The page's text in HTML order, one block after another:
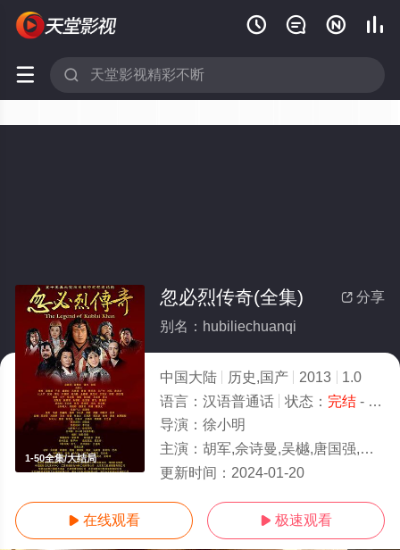
   
 
1-50全集/大结局
 分享
忽必烈传奇(全集)
别名：hubiliechuanqi
中国大陆 历史,国产 2013
1.0
语言： 汉语普通话 状态： 完结- 免费在线观看
导演： 徐小明
主演： 胡军,佘诗曼,吴樾,唐国强,高发,吕良伟
更新时间： 2024-01-20
 在线观看  极速观看